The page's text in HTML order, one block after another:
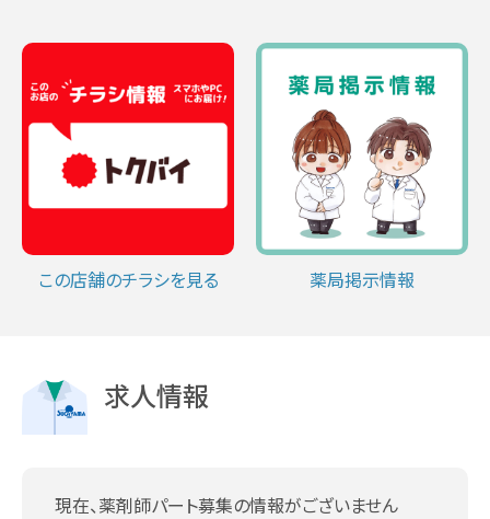
この店舗のチラシを見る 薬局掲示情報
求人情報
現在、薬剤師パート募集の情報がございません